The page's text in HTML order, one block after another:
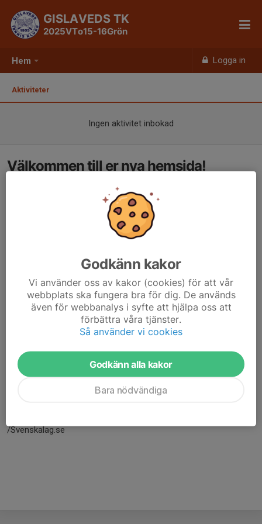
Hem Logga in
GISLAVEDS TK
2025VTo15-16Grön
Aktiviteter
Ingen aktivitet inbokad
Välkommen till er nya hemsida!
Här hamnar automatiskt de senaste nyheterna på hemsidan. För
att kunna börja administrera hemsidan loggar du in högst upp till
/Svenskalag.se
Godkänn kakor
Vi använder oss av kakor (cookies) för att vår
webbplats ska fungera bra för dig. De används
även för webbanalys i syfte att hjälpa oss att
förbättra våra tjänster.
Så använder vi cookies
Godkänn alla kakor
Bara nödvändiga